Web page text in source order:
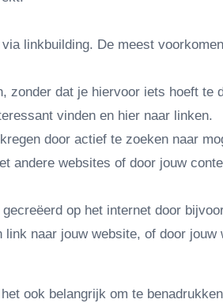
linkbuilding. De meest
zonder dat je hiervoor iets hoeft te
vinden en hier naar linken.
door actief te zoeken naar
andere websites of door jouw
op het internet door
naar jouw website, of door jouw
ook belangrijk om te